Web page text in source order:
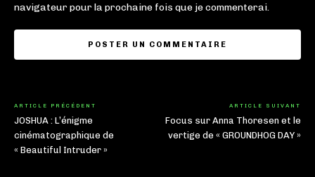
navigateur pour la prochaine fois que je commenterai.
ARTICLE PRÉCÉDENT
JOSHUA : L’énigme
cinématographique de
« Beautiful Intruder »
ARTICLE SUIVANT
Focus sur Anna Thoresen et le
vertige de « GROUNDHOG DAY »